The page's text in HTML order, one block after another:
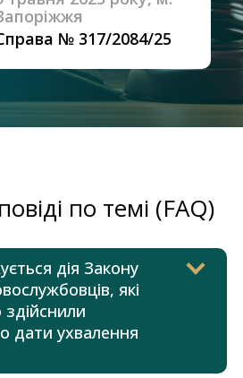
№ 317/2084/25
по темі (FAQ)
дія Закону
які
дати ухвалення